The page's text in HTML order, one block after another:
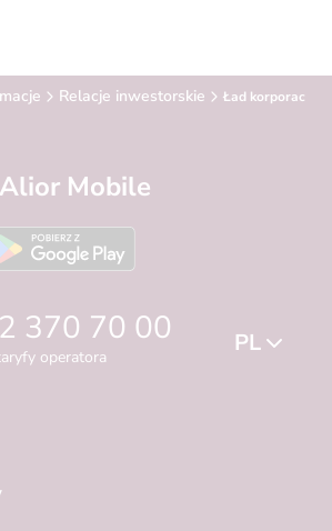
Relacje inwestorskie Ład korporacyjny
Mobile
370 70 00
operatora PL